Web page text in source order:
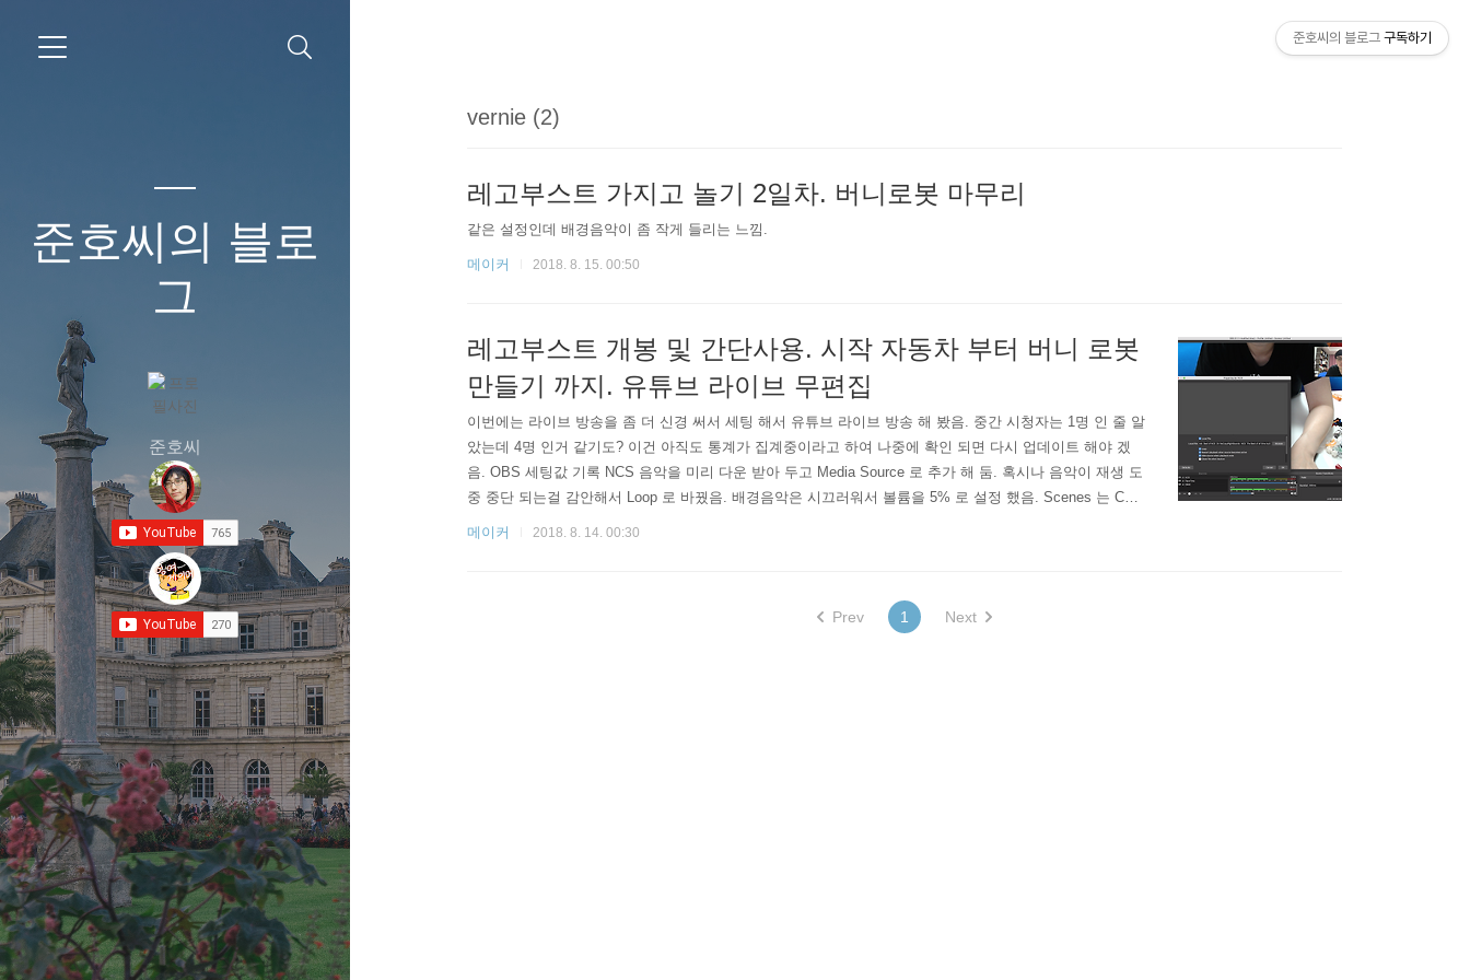
준호씨의 블로
그
준호씨
vernie (2)
레고부스트 가지고 놀기 2일차. 버니로봇 마무리
같은 설정인데 배경음악이 좀 작게 들리는 느낌.
메이커 2018. 8. 15. 00:50
레고부스트 개봉 및 간단사용. 시작 자동차 부터 버니 로봇
만들기 까지. 유튜브 라이브 무편집
이번에는 라이브 방송을 좀 더 신경 써서 세팅 해서 유튜브 라이브 방송 해 봤음. 중간 시청자는 1명 인 줄 알
았는데 4명 인거 같기도? 이건 아직도 통계가 집계중이라고 하여 나중에 확인 되면 다시 업데이트 해야 겠
음. OBS 세팅값 기록 NCS 음악을 미리 다운 받아 두고 Media Source 로 추가 해 둠. 혹시나 음악이 재생 도
중 중단 되는걸 감안해서 Loop 로 바꿨음. 배경음악은 시끄러워서 볼륨을 5% 로 설정 했음. Scenes 는 C92
2 Only 로 시작 했다가 Small FaceTime and big C922 로 변경 했음. C922 설정은 Preset High FaceTime H
메이커 2018. 8. 14. 00:30
Prev 1 Next
준호씨의 블로그 구독하기